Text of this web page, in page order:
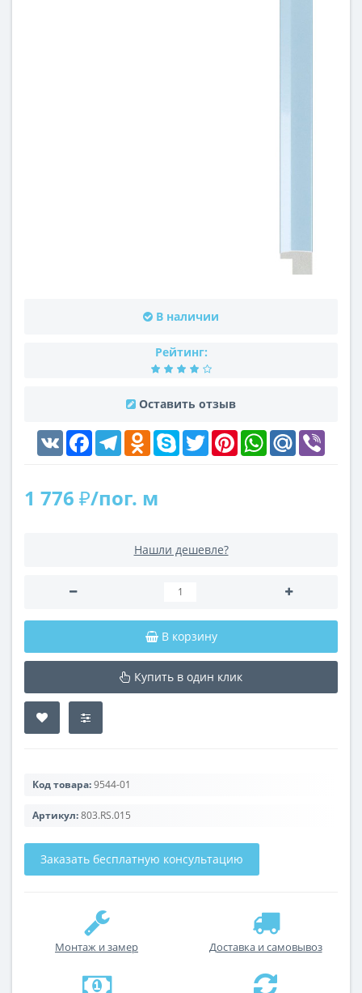
В наличии
Рейтинг:
Оставить отзыв
VK FacebookTelegramOdnoklassniki
Skype Twitter PinterestWhatsAppMail.Ru
1 776 ₽/пог. м
Нашли дешевле?
В корзину
Купить в один клик
Код товара:9544-01
Артикул:803.RS.015
Заказать бесплатную консультацию
Монтаж и замер Доставка и самовывоз